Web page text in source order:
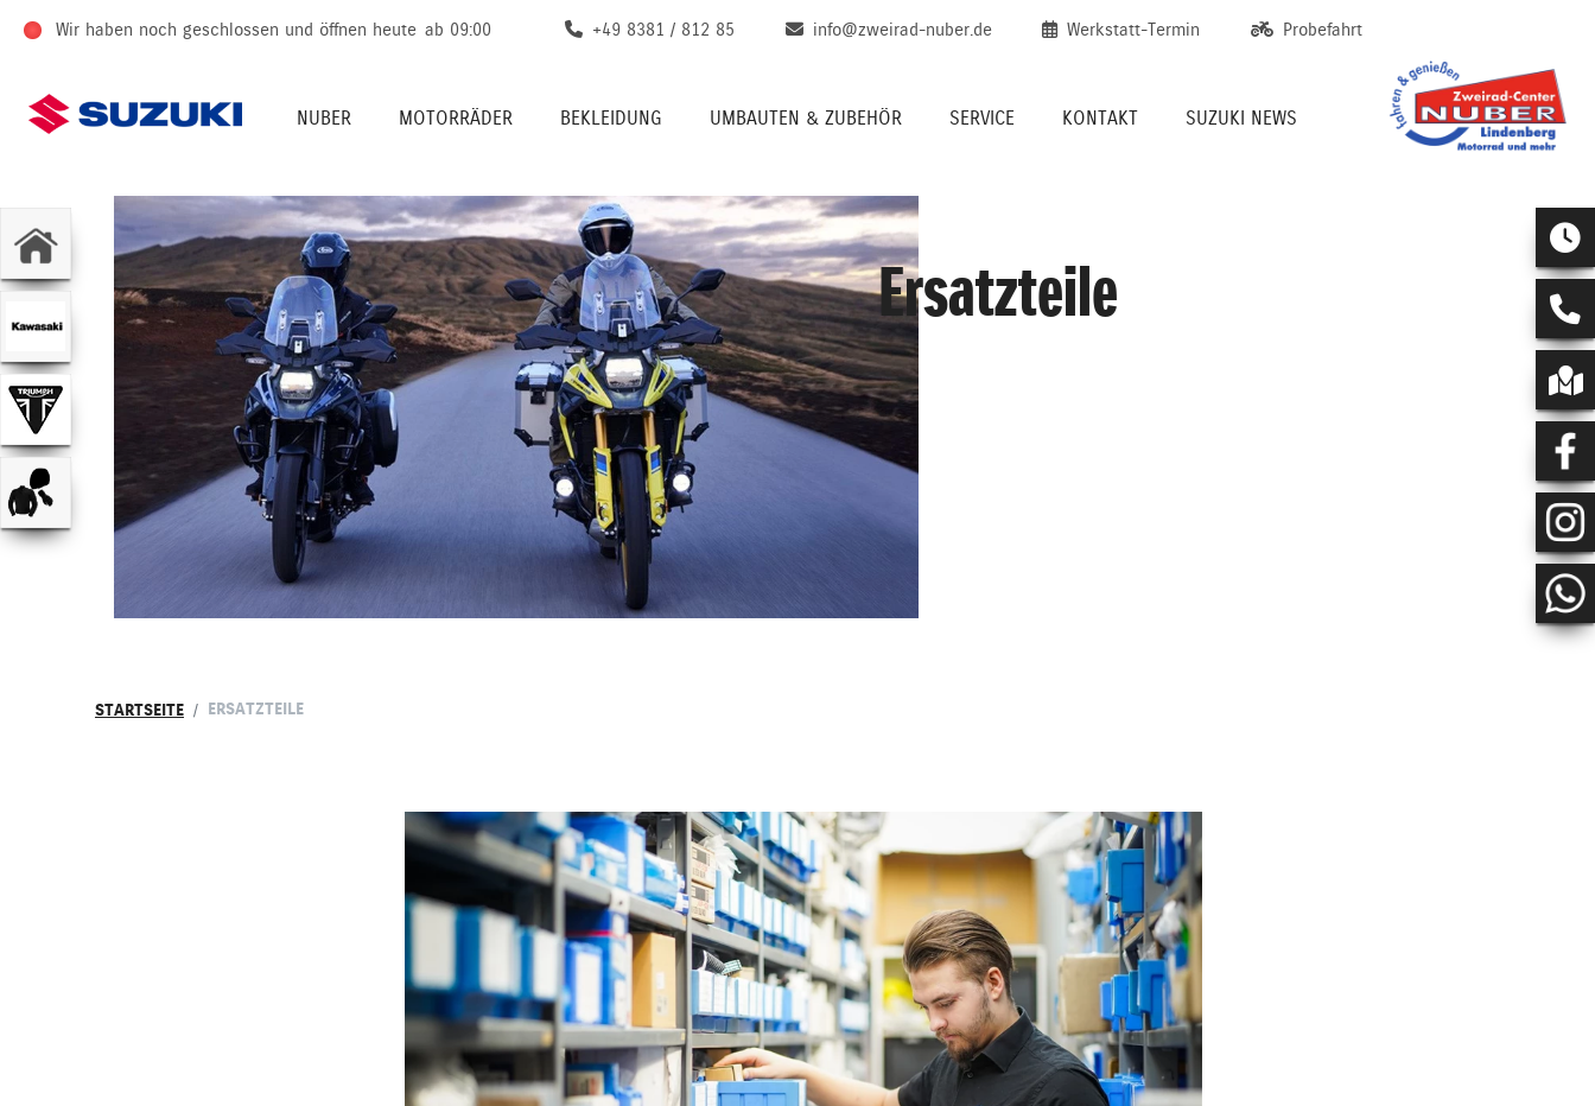
Wir haben noch geschlossen und öffnen heute ab 09:00 +49 8381 / 812 85 info@zweirad-nuber.de Werkstatt-Termin Probefahrt
NUBER MOTORRÄDER BEKLEIDUNG UMBAUTEN & ZUBEHÖR SERVICE KONTAKT SUZUKI NEWS
Ersatzteile
STARTSEITE ERSATZTEILE